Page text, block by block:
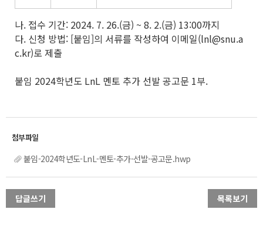
나. 접수 기간: 2024. 7. 26.(금) ~ 8. 2.(금) 13:00까지
다. 신청 방법: [붙임]의 서류를 작성하여 이메일(lnl@snu.a
c.kr)로 제출
붙임 2024학년도 LnL 멘토 추가 선발 공고문 1부.
붙임-2024학년도-LnL-멘토-추가-선발-공고문.hwp
답글쓰기 목록보기